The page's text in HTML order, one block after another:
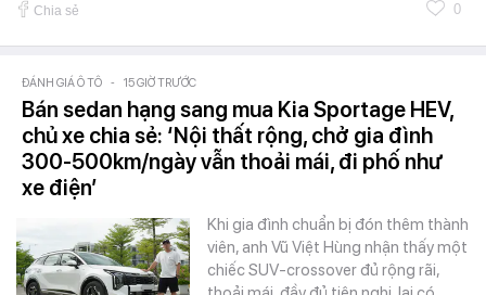
Chia sẻ 0
ĐÁNH GIÁ Ô TÔ - 15 GIỜ TRƯỚC
Bán sedan hạng sang mua Kia Sportage HEV,
chủ xe chia sẻ: ‘Nội thất rộng, chở gia đình
300-500km/ngày vẫn thoải mái, đi phố như
xe điện’
Khi gia đình chuẩn bị đón thêm thành
viên, anh Vũ Việt Hùng nhận thấy một
chiếc SUV-crossover đủ rộng rãi,